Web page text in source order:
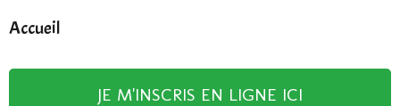
Accueil
JE M'INSCRIS EN LIGNE ICI